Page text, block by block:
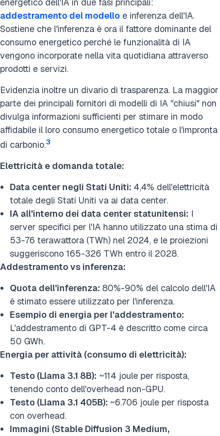
addestramento del modello e inferenza dell'IA.
Sostiene che l'inferenza è ora il fattore dominante del
consumo energetico perché le funzionalità di IA
vengono incorporate nella vita quotidiana attraverso
prodotti e servizi.
Evidenzia inoltre un divario di trasparenza. La maggior
parte dei principali fornitori di modelli di IA "chiusi" non
divulga informazioni sufficienti per stimare in modo
affidabile il loro consumo energetico totale o l'impronta
di carbonio.3
Elettricità e domanda totale:
Data center negli Stati Uniti: 4,4% dell'elettricità
totale degli Stati Uniti va ai data center.
IA all'interno dei data center statunitensi: I
server specifici per l'IA hanno utilizzato una stima di
53-76 terawattora (TWh) nel 2024, e le proiezioni
suggeriscono 165-326 TWh entro il 2028.
Addestramento vs inferenza:
Quota dell'inferenza: 80%-90% del calcolo dell'IA
è stimato essere utilizzato per l'inferenza.
Esempio di energia per l'addestramento:
L'addestramento di GPT-4 è descritto come circa
50 GWh.
Energia per attività (consumo di elettricità):
Testo (Llama 3.1 8B): ~114 joule per risposta,
tenendo conto dell'overhead non-GPU.
Testo (Llama 3.1 405B): ~6.706 joule per risposta
con overhead.
Immagini (Stable Diffusion 3 Medium,